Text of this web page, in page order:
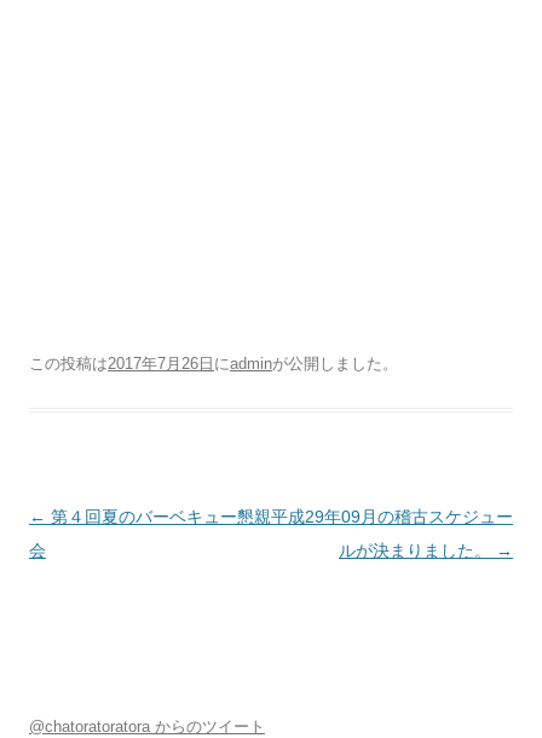
この投稿は2017年7月26日 にadminが公開しました 。
投稿ナビゲーション
← 第４回夏のバーベキュー懇親
会
平成29年09月の稽古スケジュー
ルが決まりました。
→
@chatoratoratora からのツイート